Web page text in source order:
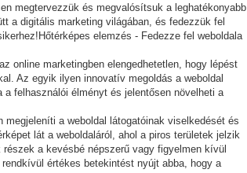
megtervezzük és megvalósítsuk a leghatékonyabb
a digitális marketing világában, és fedezzük fel
elemzés - Fedezze fel weboldala
online marketingben elengedhetetlen, hogy lépést
Az egyik ilyen innovatív megoldás a weboldal
felhasználói élményt és jelentősen növelheti a
a weboldal látogatóinak viselkedését és
lát a weboldaláról, ahol a piros területek jelzik
a kevésbé népszerű vagy figyelmen kívül
értékes betekintést nyújt abba, hogy a